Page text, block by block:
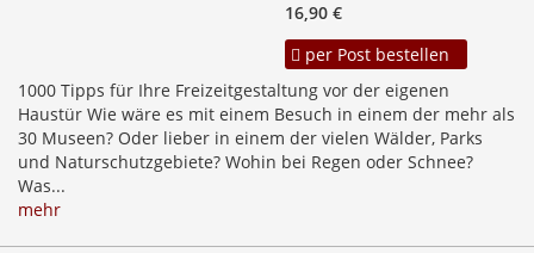
16,90 €
per Post bestellen
1000 Tipps für Ihre Freizeitgestaltung vor der eigenen
Haustür Wie wäre es mit einem Besuch in einem der mehr als
30 Museen? Oder lieber in einem der vielen Wälder, Parks
und Naturschutzgebiete? Wohin bei Regen oder Schnee?
Was...
mehr